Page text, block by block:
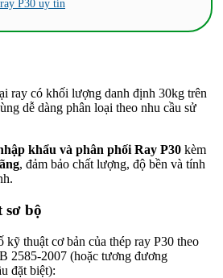
P30 uy tín
ray có khối lượng danh định 30kg trên
dễ dàng phân loại theo nhu cầu sử
khẩu và phân phối Ray P30 kèm
, đảm bảo chất lượng, độ bền và tính
bộ
kỹ thuật cơ bản của thép ray P30 theo
2585-2007 (hoặc tương đương
đặt biệt):